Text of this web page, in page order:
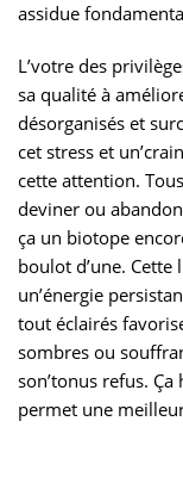
assidue
L’votre des
sa qualité à
désorganisés et
cet stress et
cette attention.
deviner ou
ça un biotope
boulot d’une.
un’énergie
tout éclairés
sombres ou
son’tonus refus.
permet une